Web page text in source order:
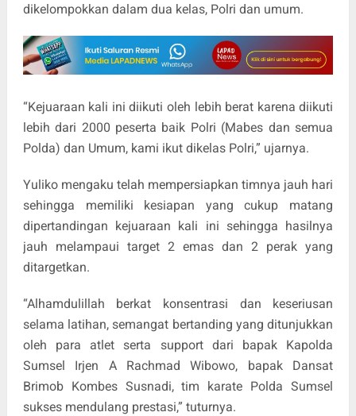
dikelompokkan dalam dua kelas, Polri dan umum.
“Kejuaraan kali ini diikuti oleh lebih berat karena diikuti
lebih dari 2000 peserta baik Polri (Mabes dan semua
Polda) dan Umum, kami ikut dikelas Polri,” ujarnya.
Yuliko mengaku telah mempersiapkan timnya jauh hari
sehingga memiliki kesiapan yang cukup matang
dipertandingan kejuaraan kali ini sehingga hasilnya
jauh melampaui target 2 emas dan 2 perak yang
ditargetkan.
“Alhamdulillah berkat konsentrasi dan keseriusan
selama latihan, semangat bertanding yang ditunjukkan
oleh para atlet serta support dari bapak Kapolda
Sumsel Irjen A Rachmad Wibowo, bapak Dansat
Brimob Kombes Susnadi, tim karate Polda Sumsel
sukses mendulang prestasi,” tuturnya.